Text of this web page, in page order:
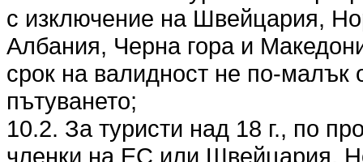
с изключение на Швейцария,
Албания, Черна гора и
срок на валидност не по-
пътуването;
10.2. За туристи над 18 г., по
членки на ЕС или Швейцария,